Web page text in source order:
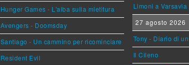
Hunger Games - L'alba sulla mietitura
Avengers - Doomsday
Santiago - Un cammino per ricominciare
Resident Evil
Limoni a Varsavia
27 agosto 2026
Tony - Diario di
Il Cileno